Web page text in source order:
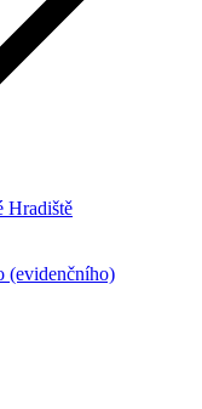
Hradiště
(evidenčního)